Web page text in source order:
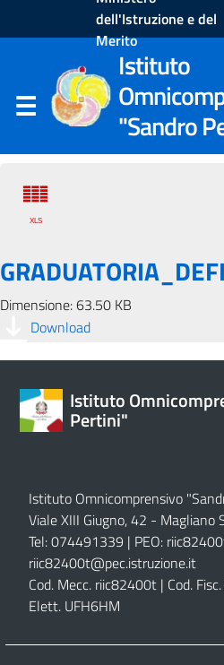
dell'Istruzione e del
Merito
Istituto
"Sandro
Dimensione: 63.50 KB
Download
Istituto
Pertini"
Istituto Omnicomprensivo
Viale XIII Giugno, 42 - Magliano
Tel: 074491339 | PEO:
riic82400t@pec.istruzione.it
Cod. Mecc. riic82400t | Cod.
Elett. UFH6HM